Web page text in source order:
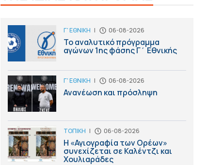
Γ' ΕΘΝΙΚΗ | 06-08-2026
Το αναλυτικό πρόγραμμα
αγώνων 1ης φάσης Γ΄ Εθνικής
Γ' ΕΘΝΙΚΗ | 06-08-2026
Ανανέωση και πρόσληψη
ΤΟΠΙΚΗ | 06-08-2026
Η «Αγιογραφία των Ορέων»
συνεχίζεται σε Καλέντζι και
Χουλιαράδες